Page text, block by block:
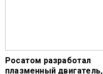
Росатом разработал
плазменный двигатель,